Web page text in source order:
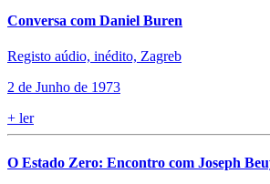
Conversa com Daniel Buren
Registo aúdio, inédito, Zagreb
2 de Junho de 1973
+ ler
O Estado Zero: Encontro com Joseph